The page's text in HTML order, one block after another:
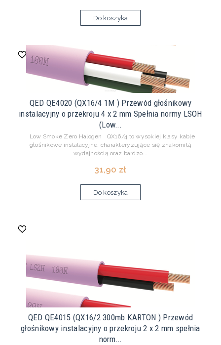
Do koszyka
QED QE4020 (QX16/4 1M ) Przewód głośnikowy
instalacyjny o przekroju 4 x 2 mm Spełnia normy LSOH
(Low...
Low Smoke Zero Halogen QX16/4 to wysokiej klasy kable
głośnikowe instalacyjne, charakteryzujące się znakomitą
wydajnością oraz bardzo...
31,90 zł
Do koszyka
QED QE4015 (QX16/2 300mb KARTON ) Przewód
głośnikowy instalacyjny o przekroju 2 x 2 mm spełnia
norm...